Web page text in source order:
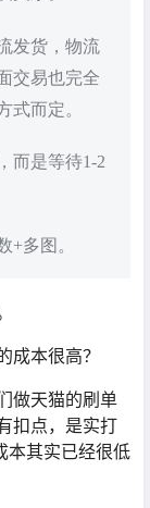
发货，物流
交易也完全
式而定。
而是等待1-2
+多图。
成本很高？
做天猫的刷单
扣点，是实打
本其实已经很低